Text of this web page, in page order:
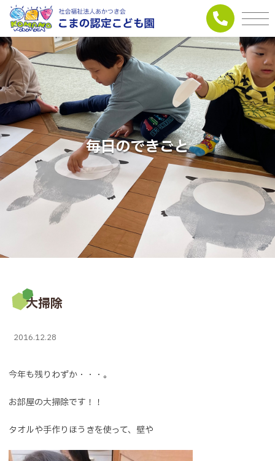
毎日のできごと
大掃除
2016.12.28
今年も残りわずか・・・。
お部屋の大掃除です！！
タオルや手作りほうきを使って、壁や